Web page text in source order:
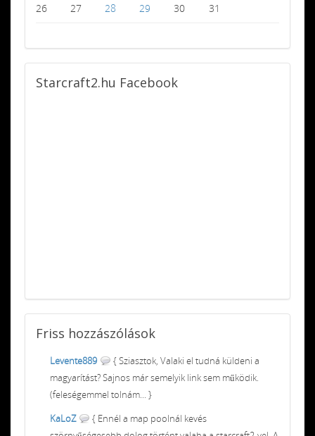
26 27 28 29 30 31
Starcraft2.hu Facebook
Friss hozzászólások
Levente889
{ Sziasztok, Valaki el tudná küldeni a
magyarítást? Sajnos már semelyik link sem működik.
(feleségemmel tolnám... }
KaLoZ
{ Ennél a map poolnál kevés